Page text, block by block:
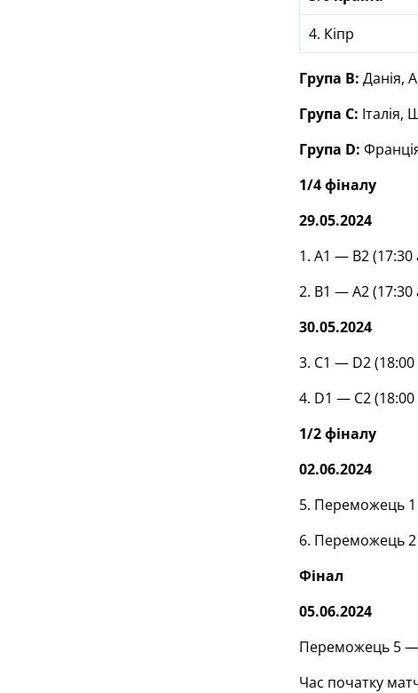
4. Кіпр
Група В: Данія,
Група С:
Група D:
1/4 фіналу
29.05.2024
1. А1 — В2 (17:30
2. В1 — А2 (17:30
30.05.2024
3. С1 — D2
4. D1 — С2
1/2 фіналу
02.06.2024
5. Переможець
6. Переможець
Фінал
05.06.2024
Переможець 5 —
Час початку